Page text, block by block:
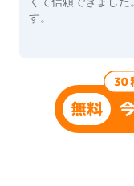
す。